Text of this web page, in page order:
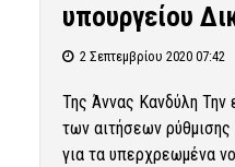
υπουργείου
2 Σεπτεμβρίου 2020 07:42
Της Άννας Κανδύλη Την
των αιτήσεων
για τα υπερχρεωμένα